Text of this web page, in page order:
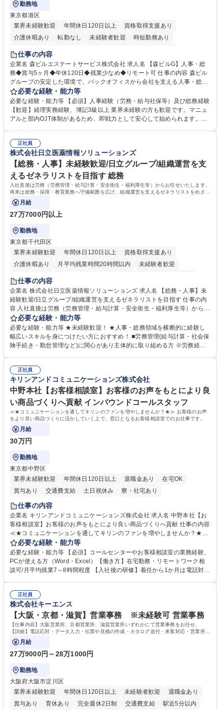
勤務地
東京都港区
業界未経験歓迎
年間休日120日以上
資格取得支援あり
介護休暇あり
転勤なし 未経験者歓迎
時短勤務あり
経験者歓迎
完全週休2日制
交通費支給 長期歓迎 駅近5分以内 土日祝休み
仕事の内容
企業名 森ビルエステートサービス株式会社 求人名 【森ビルG】人事・総
務◆賞与5ヶ月◆年休120日◆残業少なめ◆リモート可 仕事の内容 森ビル
グループの安定した環境で、バックオフィスから会社を支える人事・総務
をお任せします。 労務と総務の業務をバランスよく担当し、ゆくゆくは制
度改定などのコア業務にも挑戦できる、やりがいある環境です。 ■勤怠管
理、給与計算、社会保険手続き、年末調整等の労務管理全般 ■入退社手続
き、社内規定の改定や人事制度改定などのコア業務 ■社内イベントの企画
でも質問・相談できる環境が整っているため、安心して成長できます。 募
集職種 【森ビルG】人事・総務◆賞与5ヶ月◆年休120日◆残業少なめ◆
リモート可
必要な経験・能力等
必要な経験・能力等 【必須】人事経験（労務・給与社保等）及び総務経験
【歓迎】経理実務経験、簿記3級以上 業界未経験の方も歓迎です。マニュ
アルと部内OJT体制があるため、即戦力として安心して始められます。
務に挑戦できるため、自身の成長と組織への貢献度をダイレクトに実感で
きます。 残業少なめ、週1日リモート可など、ワークライフバランスを保
ち長期活躍できる環境です。 「これまでの幅広い経験を活かし、長期的な
キャリアを築きたい」という前向きな意欲と挑戦を全力で応援します。 学
歴・資格 学歴：大学院 大学 高専 短大 専修学校 高校 語学力： 資格：日商
簿記検定1級 日商簿記検定2級 日商簿記検定3級
正社員
株式会社日立医薬情報ソリューションズ
【総務・人事】未経験歓迎/日立グループ/組織運営を支
えるゼネラリストを目指す 総務
入社直後は労務（労務管理・給与計算・安全衛生・福利厚生等）からお任せいたします。
将来は総務・採用・教育業務へ守備範囲を広げ、組織運営を支えるゼネラリストをめざせ
ます。
月給
27万7000円以上
勤務地
東京都千代田区
業界未経験歓迎
年間休日120日以上
資格取得支援あり
介護休暇あり
月平均残業時間20時間以内
未経験者歓迎
住宅手当あり
育休あり
完全週休2日制 交通費支給 土日祝休み 寮・社宅あり
仕事の内容
企業名 株式会社日立医薬情報ソリューションズ 求人名 【総務・人事】未
経験歓迎/日立グループ/組織運営を支えるゼネラリストを目指す 仕事の内
容 入社直後は労務（労務管理・給与計算・安全衛生・福利厚生等）からお
任せいたします。将来は総務・採用・教育業務へ守備範囲を広げ、組織運
営を支えるゼネラリストをめざせます。 ・初期業務：労働時間管理、給与
計算、社会保険対応、福利厚生管理、安全衛生、健康経営推進等をお任せ
します。ご経験に応じて、休職者管理など、幅広く経験を積んでいただき
幅広く経験を積みたい意欲がある方に最適な環境です。 募集職種 【総
務・人事】未経験歓迎/日立グループ/組織運営を支えるゼネラリストを目
指す
必要な経験・能力等
必要な経験・能力等 ★未経験歓迎！ ★人事・総務領域を横断的に経験し
幅広いスキルを身につけたい方におすすめ！ ■労務管理(給与計算・社会保
険手続き・勤怠管理など)に関心があり主体的に取り組める方 ※労務経験
のご経験 ■労務管理（給与計算・社会保険手続き・勤怠管理など）の経験
■衛生管理者の資格をお持ちの方 学歴・資格 学歴：大学院 大学 高専 短大
専修学校 高校 語学力： 資格：
正社員
キリンアンドコミュニケーションズ株式会社
中野本社【お客様相談室】お客様のお声をもとにより良
い商品づくりへ貢献 インバウンドコールスタッフ
≪★コミュニケーションを通してキリンのファンを増やしませんか？★≫ お客様のお声
をより良い商品づくりに活かしていく上で、窓口となるお客様相談室でのお仕事です。
月給
30万円
勤務地
東京都中野区
業界未経験歓迎
年間休日120日以上 退職金あり
在宅OK
賞与あり
交通費支給 土日祝休み 寮・社宅あり
仕事の内容
企業名 キリンアンドコミュニケーションズ株式会社 求人名 中野本社【お
客様相談室】お客様のお声をもとにより良い商品づくりへ貢献 仕事の内容
≪★コミュニケーションを通してキリンのファンを増やしませんか？★≫
お客様のお声をより良い商品づくりに活かしていく上で、窓口となるお客
様相談室でのお仕事です。 日々お客様からいただくキリングループへのご
意見を、企業活動に活かしています。お客様からの声に迅速かつ誠意をも
って対応、情報提供するとともにグループ内活動に反映しています。 【具
平均100件前後■メール・手紙：同上40件前後 募集職種 中野本社【お客様
相談室】お客様のお声をもとにより良い商品づくりへ貢献
必要な経験・能力等
必要な経験・能力等 【必須】コールセンターやお客様相談室の業務経験、
PCが使える方（Word・Excel）【働き方】在宅勤務・リモートワーク相
談可/月平均残業7～8時間程度 【入社後の研修】着任から1か月は電話対応
すのでご安心ください。 【当社について】キリングループの広報機能を担
う会社として、お客様との出会いを大切にし、磨き上げたホスピタリティ
を込めてコミュニケーションをとりながら広報関連業務を行っておりま
す。 学歴・資格 学歴：大学院 大学 高専 短大 専修学校 高校 語学力： 資
格：
正社員
株式会社キーエンス
【大阪・京都・滋賀】営業事務 ※未経験可 営業事務
【仕事内容】大阪営業所、京都営業所、滋賀営業所いずれかにて営業事務をお任せ。
【詳細】電話応対・データ入力・伝票や見積の作成・カタログ送付・来客対応・営業所内
で発生する事務業務や業務改善をお任せ。
月給
27万9000円～28万1000円
勤務地
大阪府大阪市淀川区
業界未経験歓迎
年間休日120日以上 未経験者歓迎
退職金あり
賞与あり
育休あり 完全週休2日制 交通費支給 駅近5分以内